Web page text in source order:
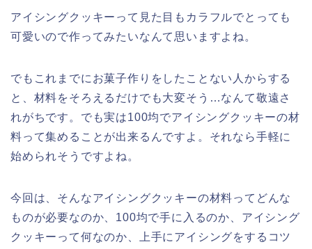
アイシングクッキーって見た目もカラフルでとっても
可愛いので作ってみたいなんて思いますよね。
でもこれまでにお菓子作りをしたことない人からする
と、材料をそろえるだけでも大変そう…なんて敬遠さ
れがちです。でも実は100均でアイシングクッキーの材
料って集めることが出来るんですよ。それなら手軽に
始められそうですよね。
今回は、そんなアイシングクッキーの材料ってどんな
ものが必要なのか、100均で手に入るのか、アイシング
クッキーって何なのか、上手にアイシングをするコツ